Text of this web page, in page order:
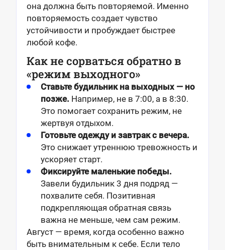
она должна быть повторяемой. Именно
повторяемость создает чувство
устойчивости и пробуждает быстрее
любой кофе.
Как не сорваться обратно в
«режим выходного»
Ставьте будильник на выходных — но
позже. Например, не в 7:00, а в 8:30.
Это помогает сохранить режим, не
жертвуя отдыхом.
Готовьте одежду и завтрак с вечера.
Это снижает утреннюю тревожность и
ускоряет старт.
Фиксируйте маленькие победы.
Завели будильник 3 дня подряд —
похвалите себя. Позитивная
подкрепляющая обратная связь
важна не меньше, чем сам режим.
Август — время, когда особенно важно
быть внимательным к себе. Если тело